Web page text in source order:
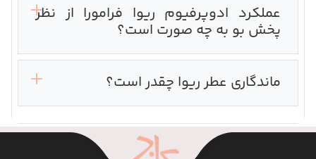
عملکرد ادوپرفیوم ریوا فرامورا از نظر
پخش بو به چه صورت است؟
ماندگاری عطر ریوا چقدر است؟